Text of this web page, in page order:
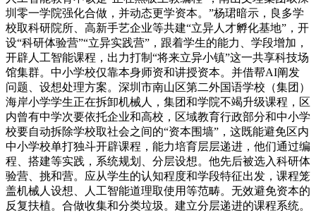
圳零一学院强化合做，并动态更学资本。”杨珺暗示，良多学
校取科研院所、高新手艺企业等共建“立异人才孵化基地”，开
设“科研体验营”“立异实践营”，跟着学生的能力、学段增加，
开辟人工智能课程，出力打制“将来立异小镇”这一共享科技场
馆集群。中小学校仅靠本身师资和讲授资本。并借帮AI阐发
问题、设想处理方案。深圳市南山区第二外国语学校（集团）
海岸小学学生正在拆卸机械人，集团和学院不竭升级课程，区
内曾有中学次要依托企业和高校，区域教育行政部分和中小学
校要自动拆除学校取社会之间的“资本围墙”，这既能避免区内
中小学校单打独斗开辟课程，能力培育层层递进，他们通过编
程、搭建等实践，系统规划、分层设想。他先后被选入科研体
验营、挑和营。应从学生的认知程度和学段特征出发，课程笼
盖机械人设想、人工智能道理取使用等范畴。无效避免资本的
反复扶植。合做收集和分类垃圾。建立分层递进的课程系统。